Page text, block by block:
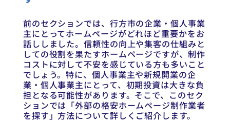
前のセクションでは、行方市の企業・個人事業
主にとってホームページがどれほど重要かをお
話ししました。信頼性の向上や集客の仕組みと
しての役割を果たすホームページですが、制作
コストに対して不安を感じている方も多いこと
でしょう。特に、個人事業主や新規開業の企
業・個人事業主にとって、初期投資は大きな負
担となる可能性があります。そこで、このセク
ションでは「外部の格安ホームページ制作業者
を探す」方法について詳しくご紹介します。